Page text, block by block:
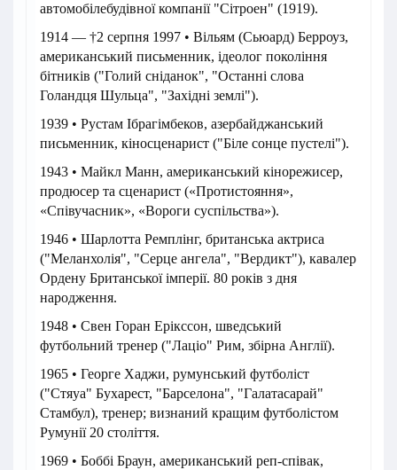
автомобілебудівної компанії "Сітроен" (1919).
1914 — †2 серпня 1997 • Вільям (Сьюард) Берроуз,
американський письменник, ідеолог покоління
бітників ("Голий сніданок", "Останні слова
Голандця Шульца", "Західні землі").
1939 • Рустам Ібрагімбеков, азербайджанський
письменник, кіносценарист ("Біле сонце пустелі").
1943 • Майкл Манн, американський кінорежисер,
продюсер та сценарист («Протистояння»,
«Співучасник», «Вороги суспільства»).
1946 • Шарлотта Ремплінг, британська актриса
("Меланхолія", "Серце ангела", "Вердикт"), кавалер
Ордену Британської імперії. 80 років з дня
народження.
1948 • Свен Горан Ерікссон, шведський
футбольний тренер ("Лаціо" Рим, збірна Англії).
1965 • Георге Хаджи, румунський футболіст
("Стяуа" Бухарест, "Барселона", "Галатасарай"
Стамбул), тренер; визнаний кращим футболістом
Румунії 20 століття.
1969 • Боббі Браун, американський реп-співак,